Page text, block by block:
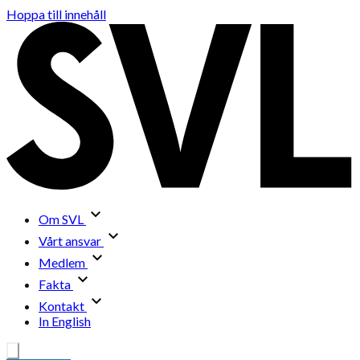
Hoppa till innehåll
Om SVL
Vårt ansvar
Medlem
Fakta
Kontakt
In English